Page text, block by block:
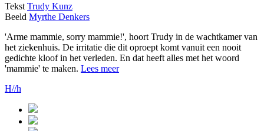
Tekst Trudy Kunz
Beeld Myrthe Denkers
'Arme mammie, sorry mammie!', hoort Trudy in de wachtkamer van
het ziekenhuis. De irritatie die dit oproept komt vanuit een nooit
gedichte kloof in het verleden. En dat heeft alles met het woord
'mammie' te maken. Lees meer
H//h